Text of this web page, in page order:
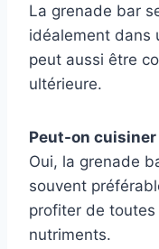
La grenade bar
idéalement dans
peut aussi être
ultérieure.
Peut-on cuisiner
Oui, la grenade
souvent
profiter de
nutriments.